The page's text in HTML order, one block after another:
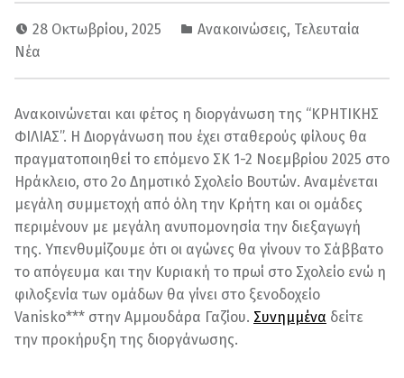
28 Οκτωβρίου, 2025 Ανακοινώσεις, Τελευταία
Νέα
Ανακοινώνεται και φέτος η διοργάνωση της “ΚΡΗΤΙΚΗΣ
ΦΙΛΙΑΣ”. Η Διοργάνωση που έχει σταθερούς φίλους θα
πραγματοποιηθεί το επόμενο ΣΚ 1-2 Νοεμβρίου 2025 στο
Ηράκλειο, στο 2ο Δημοτικό Σχολείο Βουτών. Αναμένεται
μεγάλη συμμετοχή από όλη την Κρήτη και οι ομάδες
περιμένουν με μεγάλη ανυπομονησία την διεξαγωγή
της. Υπενθυμίζουμε ότι οι αγώνες θα γίνουν το Σάββατο
το απόγευμα και την Κυριακή το πρωί στο Σχολείο ενώ η
φιλοξενία των ομάδων θα γίνει στο ξενοδοχείο
Vanisko*** στην Αμμουδάρα Γαζίου. Συνημμένα δείτε
την προκήρυξη της διοργάνωσης.
Skip back to main navigation